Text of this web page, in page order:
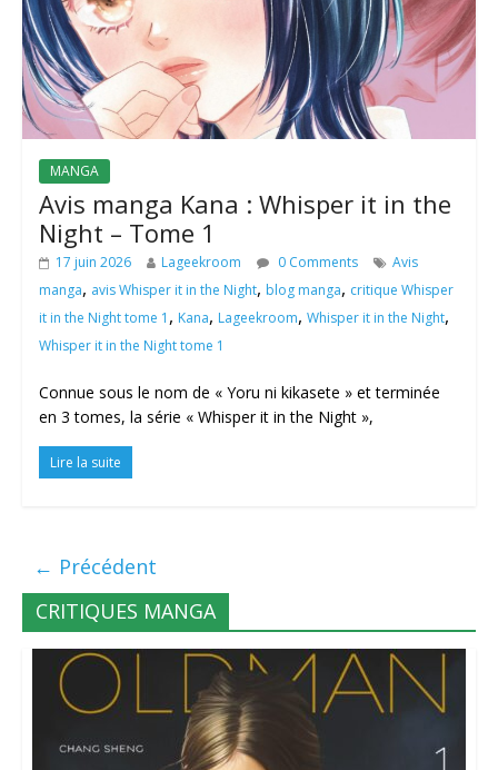
MANGA
Avis manga Kana : Whisper it in the
Night – Tome 1
17 juin 2026 Lageekroom 0 Comments
Avis
manga, avis Whisper it in the Night, blog manga, critique Whisper
it in the Night tome 1 , Kana, Lageekroom, Whisper it in the Night,
Whisper it in the Night tome 1
Connue sous le nom de « Yoru ni kikasete » et terminée
en 3 tomes, la série « Whisper it in the Night »,
Lire la suite
← Précédent
CRITIQUES MANGA